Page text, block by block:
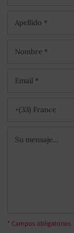
+(33) France
* Campos obligatorios